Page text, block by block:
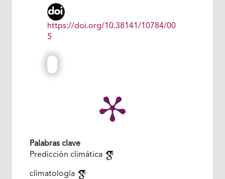
https://doi.org/10.38141/10784/00
5
Palabras clave
Predicción climática
climatología